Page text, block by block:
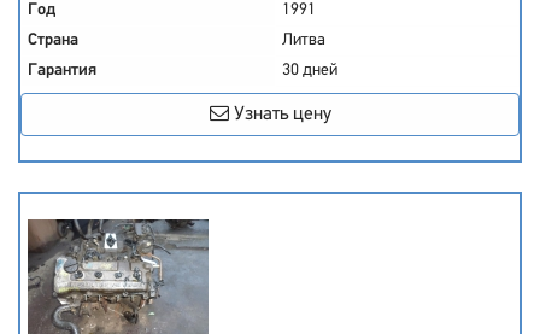
Год
1991
Страна
Литва
Гарантия
30 дней
Узнать цену